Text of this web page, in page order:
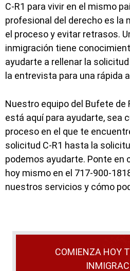
C-R1 para vivir en el mismo
profesional del derecho es la
el proceso y evitar retrasos.
inmigración tiene
ayudarte a rellenar la
la entrevista para una rápida
Nuestro equipo del Bufete de
está aquí para ayudarte, sea
proceso en el que te
solicitud C-R1 hasta la
podemos ayudarte. Ponte
hoy mismo en el 717-900-
nuestros servicios y cómo
COMIENZA HOY